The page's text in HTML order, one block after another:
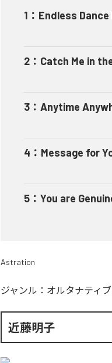
1 ： Endless Dance
2 ： Catch Me in
3 ： Anytime
4 ： Message for
5 ： You are
Astration
ジャンル： オルタナティブ
近藤明子